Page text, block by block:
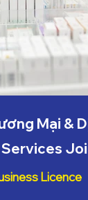
Mại &
Licence